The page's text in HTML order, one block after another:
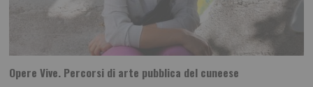
Opere Vive. Percorsi di arte pubblica del cuneese